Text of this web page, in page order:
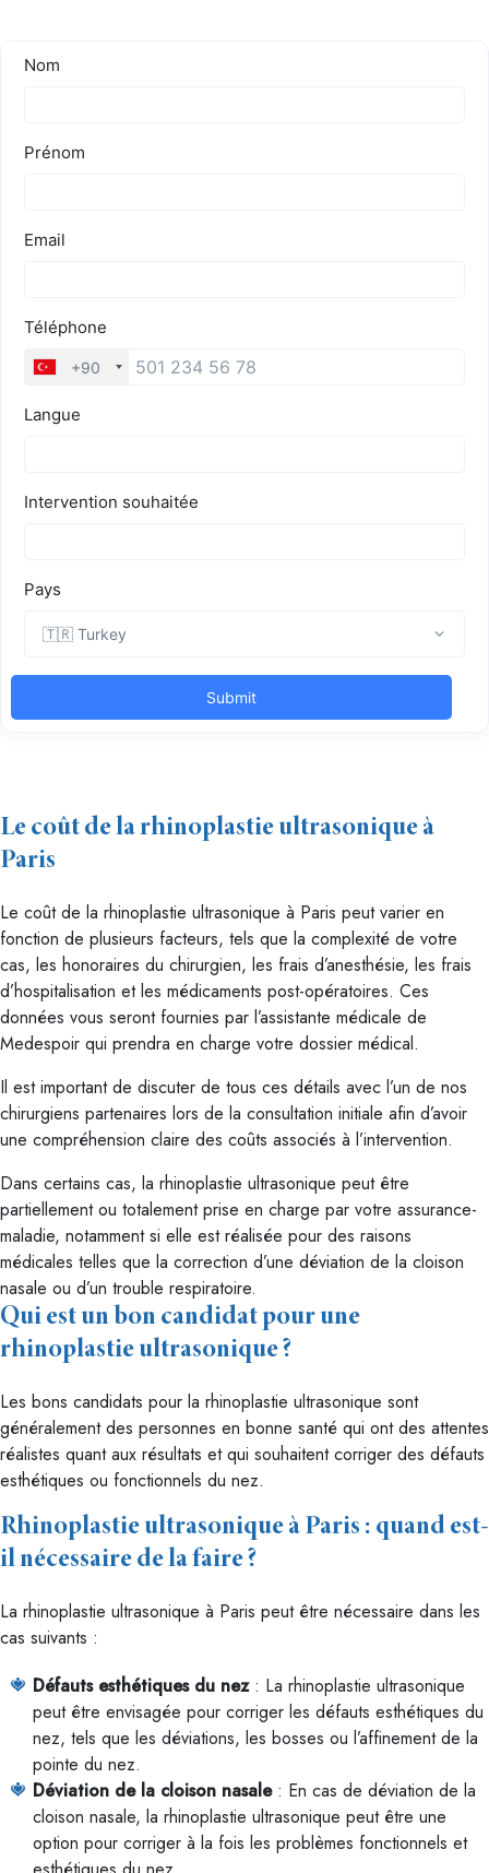
Le coût de la rhinoplastie ultrasonique à
Paris
Le coût de la rhinoplastie ultrasonique à Paris peut varier en
fonction de plusieurs facteurs, tels que la complexité de votre
cas, les honoraires du chirurgien, les frais d’anesthésie, les frais
d’hospitalisation et les médicaments post-opératoires. Ces
données vous seront fournies par l’assistante médicale de
Medespoir qui prendra en charge votre dossier médical.
Il est important de discuter de tous ces détails avec l’un de nos
chirurgiens partenaires lors de la consultation initiale afin d’avoir
une compréhension claire des coûts associés à l’intervention.
Dans certains cas, la rhinoplastie ultrasonique peut être
partiellement ou totalement prise en charge par votre assurance-
maladie, notamment si elle est réalisée pour des raisons
médicales telles que la correction d’une déviation de la cloison
nasale ou d’un trouble respiratoire.
Qui est un bon candidat pour une
rhinoplastie ultrasonique ?
Les bons candidats pour la rhinoplastie ultrasonique sont
généralement des personnes en bonne santé qui ont des attentes
réalistes quant aux résultats et qui souhaitent corriger des défauts
esthétiques ou fonctionnels du nez.
Rhinoplastie ultrasonique à Paris : quand est-
il nécessaire de la faire ?
La rhinoplastie ultrasonique à Paris peut être nécessaire dans les
cas suivants :
Défauts esthétiques du nez: La rhinoplastie ultrasonique
peut être envisagée pour corriger les défauts esthétiques du
nez, tels que les déviations, les bosses ou l’affinement de la
pointe du nez.
Déviation de la cloison nasale: En cas de déviation de la
cloison nasale, la rhinoplastie ultrasonique peut être une
option pour corriger à la fois les problèmes fonctionnels et